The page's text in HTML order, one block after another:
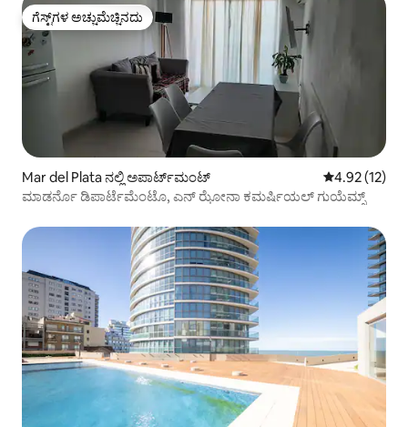
ಗೆಸ್ಟ್‌ಗಳ ಅಚ್ಚುಮೆಚ್ಚಿನದು
ಗೆಸ್ಟ್‌ಗಳ ಅಚ್ಚುಮೆಚ್ಚಿನದು
Mar del Plata ನಲ್ಲಿ ಅಪಾರ್ಟ್‌ಮಂಟ್ 5 ರಲ್ಲಿ 4.92
4.92 (12)
ಮಾಡರ್ನೊ ಡಿಪಾರ್ಟೆಮೆಂಟೊ, ಎನ್ ಝೋನಾ ಕಮರ್ಷಿಯಲ್ ಗುಯೆಮ್ಸ್